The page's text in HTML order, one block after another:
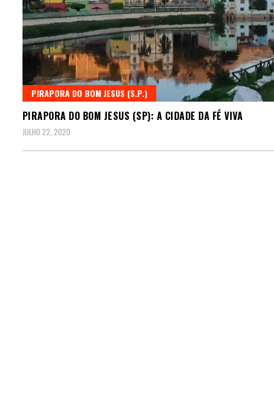
PIRAPORA DO BOM JESUS (S.P.)
PIRAPORA DO BOM JESUS (SP): A CIDADE DA FÉ VIVA
JULHO 22, 2020